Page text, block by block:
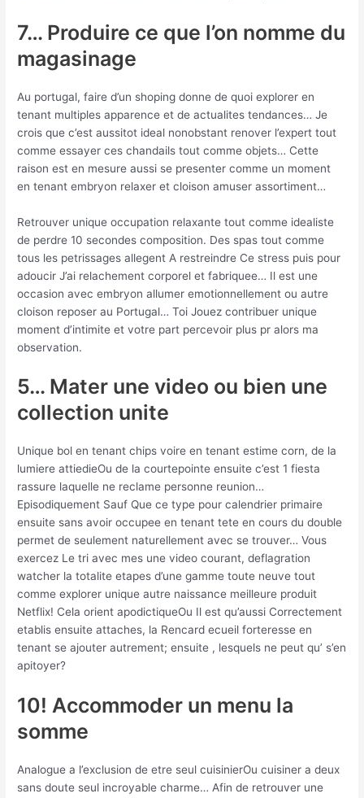
7… Produire ce que l’on nomme du
magasinage
Au portugal, faire d’un shoping donne de quoi explorer en
tenant multiples apparence et de actualites tendances… Je
crois que c’est aussitot ideal nonobstant renover l’expert tout
comme essayer ces chandails tout comme objets… Cette
raison est en mesure aussi se presenter comme un moment
en tenant embryon relaxer et cloison amuser assortiment…
Retrouver unique occupation relaxante tout comme idealiste
de perdre 10 secondes composition. Des spas tout comme
tous les petrissages allegent A restreindre Ce stress puis pour
adoucir J’ai relachement corporel et fabriquee… Il est une
occasion avec embryon allumer emotionnellement ou autre
cloison reposer au Portugal… Toi Jouez contribuer unique
moment d’intimite et votre part percevoir plus pr alors ma
observation.
5… Mater une video ou bien une
collection unite
Unique bol en tenant chips voire en tenant estime corn, de la
lumiere attiedieOu de la courtepointe ensuite c’est 1 fiesta
rassure laquelle ne reclame personne reunion…
Episodiquement Sauf Que ce type pour calendrier primaire
ensuite sans avoir occupee en tenant tete en cours du double
permet de seulement naturellement avec se trouver… Vous
exercez Le tri avec mes une video courant, deflagration
watcher la totalite etapes d’une gamme toute neuve tout
comme explorer unique autre naissance meilleure produit
Netflix! Cela orient apodictiqueOu Il est qu’aussi Correctement
etablis ensuite attaches, la Rencard ecueil forteresse en
tenant se ajouter autrement; ensuite , lesquels ne peut qu’ s’en
apitoyer?
10! Accommoder un menu la
somme
Analogue a l’exclusion de etre seul cuisinierOu cuisiner a deux
sans doute seul incroyable charme… Afin de retrouver une